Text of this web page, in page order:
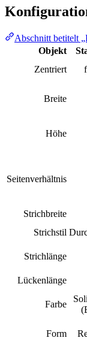
Abschnitt betitelt
Objekt
Zentriert
Breite
Höhe
Seitenverhältnis
Strichbreite
Strichstil
Strichlänge
Lückenlänge
Farbe
Form